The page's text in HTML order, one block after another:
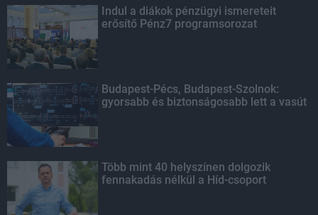
Indul a diákok pénzügyi ismereteit
erősítő Pénz7 programsorozat
Budapest-Pécs, Budapest-Szolnok:
gyorsabb és biztonságosabb lett a vasút
Több mint 40 helyszínen dolgozik
fennakadás nélkül a Híd-csoport